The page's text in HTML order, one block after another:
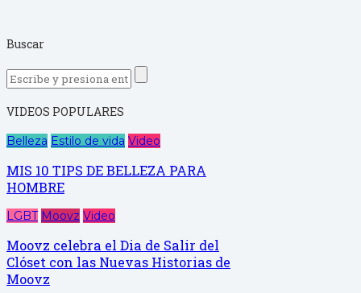
Buscar
VIDEOS POPULARES
Belleza Estilo de vida Video
MIS 10 TIPS DE BELLEZA PARA
HOMBRE
LGBT Moovz Video
Moovz celebra el Dia de Salir del
Clóset con las Nuevas Historias de
Moovz